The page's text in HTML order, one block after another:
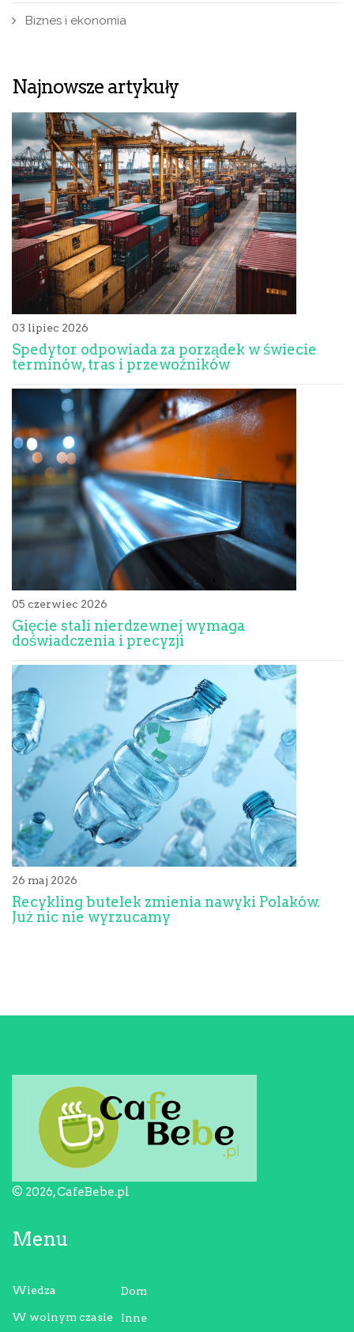
Biznes i ekonomia
Najnowsze artykuły
03 lipiec 2026
Spedytor odpowiada za porządek w świecie
terminów, tras i przewoźników
05 czerwiec 2026
Gięcie stali nierdzewnej wymaga
doświadczenia i precyzji
26 maj 2026
Recykling butelek zmienia nawyki Polaków.
Już nic nie wyrzucamy
© 2026, CafeBebe.pl
Menu
Wiedza
W wolnym czasie
Dom
Inne